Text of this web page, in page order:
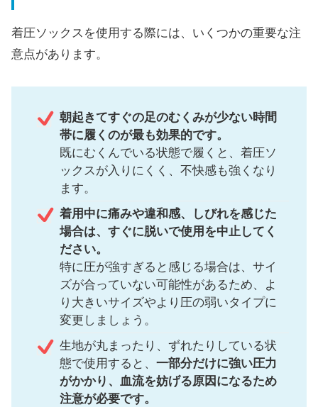
着圧ソックスを使用する際には、いくつかの重要な注
意点があります。
朝起きてすぐの足のむくみが少ない時間
帯に履くのが最も効果的です。
既にむくんでいる状態で履くと、着圧ソ
ックスが入りにくく、不快感も強くなり
ます。
着用中に痛みや違和感、しびれを感じた
場合は、すぐに脱いで使用を中止してく
ださい。
特に圧が強すぎると感じる場合は、サイ
ズが合っていない可能性があるため、よ
り大きいサイズやより圧の弱いタイプに
変更しましょう。
生地が丸まったり、ずれたりしている状
態で使用すると、 一部分だけに強い圧力
がかかり、血流を妨げる原因になるため
注意が必要です。